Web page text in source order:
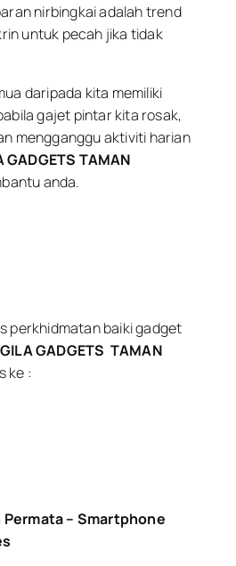
nirbingkai adalah trend
untuk pecah jika tidak
daripada kita memiliki
gajet pintar kita rosak,
mengganggu aktiviti harian
GADGETS TAMAN
anda.
perkhidmatan baiki gadget
GILA GADGETS TAMAN
ke :
Permata – Smartphone